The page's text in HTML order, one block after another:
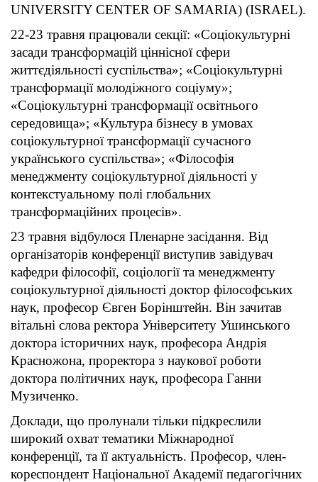
UNIVERSITY CENTER OF SAMARIA) (ISRAEL).
22-23 травня працювали секції: «Соціокультурні
засади трансформацій ціннісної сфери
життєдіяльності суспільства»; «Соціокультурні
трансформації молодіжного соціуму»;
«Соціокультурні трансформації освітнього
середовища»; «Культура бізнесу в умовах
соціокультурної трансформації сучасного
українського суспільства»; «Філософія
менеджменту соціокультурної діяльності у
контекстуальному полі глобальних
трансформаційних процесів».
23 травня відбулося Пленарне засідання. Від
організаторів конференції виступив завідувач
кафедри філософії, соціології та менеджменту
соціокультурної діяльності доктор філософських
наук, професор Євген Борінштейн. Він зачитав
вітальні слова ректора Університету Ушинського
доктора історичних наук, професора Андрія
Красножона, проректора з наукової роботи
доктора політичних наук, професора Ганни
Музиченко.
Доклади, що пролунали тільки підкреслили
широкий охват тематики Міжнародної
конференції, та її актуальність. Професор, член-
кореспондент Національної Академії педагогічних